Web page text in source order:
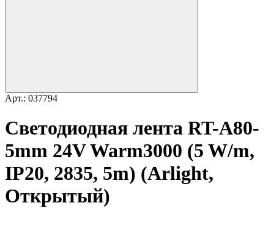
Арт.: 037794
Светодиодная лента RT-A80-
5mm 24V Warm3000 (5 W/m,
IP20, 2835, 5m) (Arlight,
Открытый)